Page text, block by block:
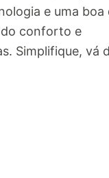
e uma boa
conforto e
Simplifique, vá